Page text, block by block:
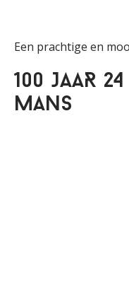
Een prachtige en
100 JAAR
MANS